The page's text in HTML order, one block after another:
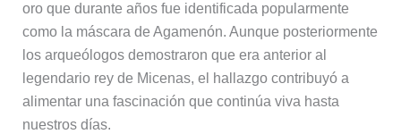
oro que durante años fue identificada popularmente
como la máscara de Agamenón. Aunque posteriormente
los arqueólogos demostraron que era anterior al
legendario rey de Micenas, el hallazgo contribuyó a
alimentar una fascinación que continúa viva hasta
nuestros días.